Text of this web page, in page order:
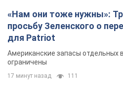
«Нам они тоже нужны»:
просьбу Зеленского о
для Patriot
Американские запасы отдельных
ограничены
17 минут назад 111